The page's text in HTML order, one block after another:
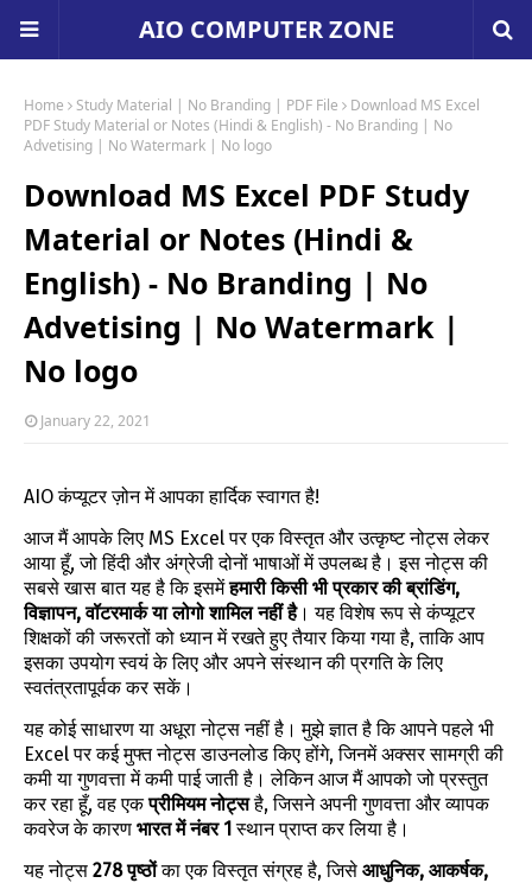
AIO COMPUTER ZONE
Home Study Material | No Branding | PDF File
Download MS Excel
PDF Study Material or Notes (Hindi & English) - No Branding | No
Advetising | No Watermark | No logo
Download MS Excel PDF Study
Material or Notes (Hindi &
English) - No Branding | No
Advetising | No Watermark |
No logo
January 22, 2021
AIO कंप्यूटर ज़ोन में आपका हार्दिक स्वागत है!
आज मैं आपके लिए MS Excel पर एक विस्तृत और उत्कृष्ट नोट्स लेकर
आया हूँ, जो हिंदी और अंग्रेजी दोनों भाषाओं में उपलब्ध है। इस नोट्स की
सबसे खास बात यह है कि इसमेंहमारी किसी भी प्रकार की ब्रांडिंग,
विज्ञापन, वॉटरमार्क या लोगो शामिल नहीं है। यह विशेष रूप से कंप्यूटर
शिक्षकों की जरूरतों को ध्यान में रखते हुए तैयार किया गया है, ताकि आप
इसका उपयोग स्वयं के लिए और अपने संस्थान की प्रगति के लिए
स्वतंत्रतापूर्वक कर सकें।
यह कोई साधारण या अधूरा नोट्स नहीं है। मुझे ज्ञात है कि आपने पहले भी
Excel पर कई मुफ्त नोट्स डाउनलोड किए होंगे, जिनमें अक्सर सामग्री की
कमी या गुणवत्ता में कमी पाई जाती है। लेकिन आज मैं आपको जो प्रस्तुत
कर रहा हूँ, वह एकप्रीमियम नोट्सहै, जिसने अपनी गुणवत्ता और व्यापक
कवरेज के कारण भारत में नंबर 1 स्थान प्राप्त कर लिया है।
यह नोट्स 278 पृष्ठोंका एक विस्तृत संग्रह है, जिसे आधुनिक, आकर्षक,